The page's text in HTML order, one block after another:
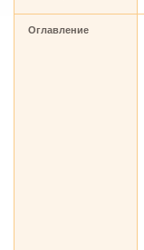
Оглавление